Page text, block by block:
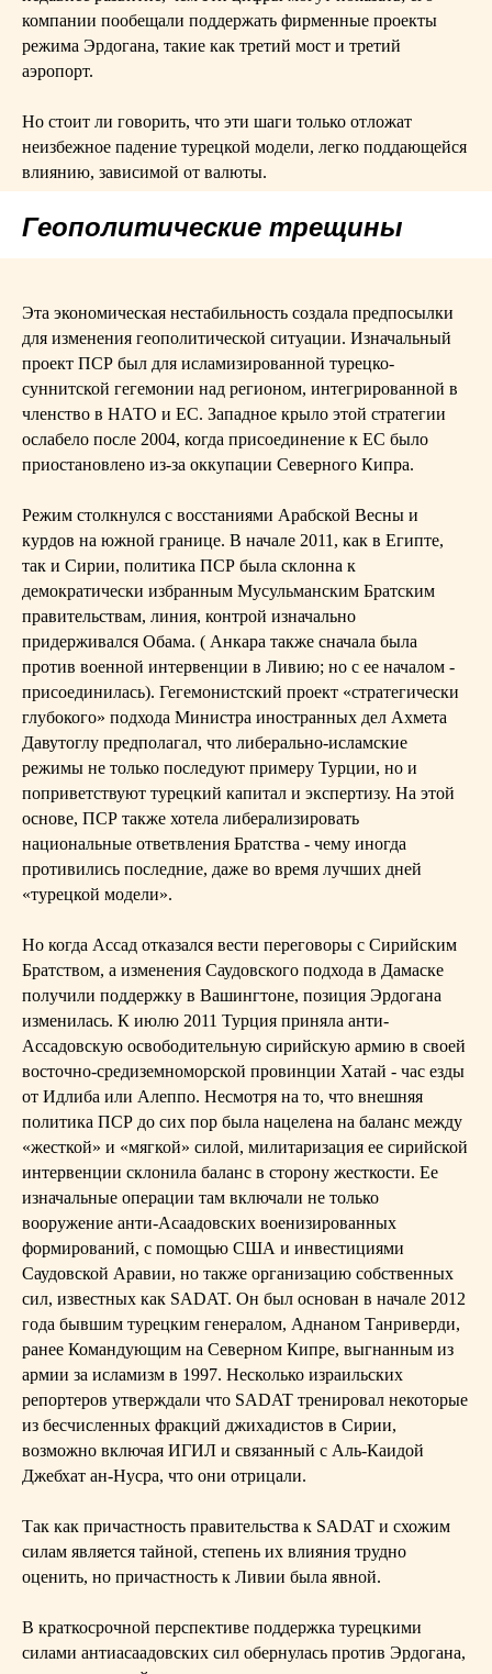
компании пообещали поддержать фирменные проекты
режима Эрдогана, такие как третий мост и третий
аэропорт.
Но стоит ли говорить, что эти шаги только отложат
неизбежное падение турецкой модели, легко поддающейся
влиянию, зависимой от валюты.
Геополитические трещины
Эта экономическая нестабильность создала предпосылки
для изменения геополитической ситуации. Изначальный
проект ПСР был для исламизированной турецко-
суннитской гегемонии над регионом, интегрированной в
членство в НАТО и ЕС. Западное крыло этой стратегии
ослабело после 2004, когда присоединение к ЕС было
приостановлено из-за оккупации Северного Кипра.
Режим столкнулся с восстаниями Арабской Весны и
курдов на южной границе. В начале 2011, как в Египте,
так и Сирии, политика ПСР была склонна к
демократически избранным Мусульманским Братским
правительствам, линия, контрой изначально
придерживался Обама. ( Анкара также сначала была
против военной интервенции в Ливию; но с ее началом -
присоединилась). Гегемонистский проект «стратегически
глубокого» подхода Министра иностранных дел Ахмета
Давутоглу предполагал, что либерально-исламские
режимы не только последуют примеру Турции, но и
поприветствуют турецкий капитал и экспертизу. На этой
основе, ПСР также хотела либерализировать
национальные ответвления Братства - чему иногда
противились последние, даже во время лучших дней
«турецкой модели».
Но когда Ассад отказался вести переговоры с Сирийским
Братством, а изменения Саудовского подхода в Дамаске
получили поддержку в Вашингтоне, позиция Эрдогана
изменилась. К июлю 2011 Турция приняла анти-
Ассадовскую освободительную сирийскую армию в своей
восточно-средиземноморской провинции Хатай - час езды
от Идлиба или Алеппо. Несмотря на то, что внешняя
политика ПСР до сих пор была нацелена на баланс между
«жесткой» и «мягкой» силой, милитаризация ее сирийской
интервенции склонила баланс в сторону жесткости. Ее
изначальные операции там включали не только
вооружение анти-Асаадовских военизированных
формирований, с помощью США и инвестициями
Саудовской Аравии, но также организацию собственных
сил, известных как SADAT. Он был основан в начале 2012
года бывшим турецким генералом, Аднаном Танриверди,
ранее Командующим на Северном Кипре, выгнанным из
армии за исламизм в 1997. Несколько израильских
репортеров утверждали что SADAT тренировал некоторые
из бесчисленных фракций джихадистов в Сирии,
возможно включая ИГИЛ и связанный с Аль-Каидой
Джебхат ан-Нусра, что они отрицали.
Так как причастность правительства к SADAT и схожим
силам является тайной, степень их влияния трудно
оценить, но причастность к Ливии была явной.
В краткосрочной перспективе поддержка турецкими
силами антиасаадовских сил обернулась против Эрдогана,